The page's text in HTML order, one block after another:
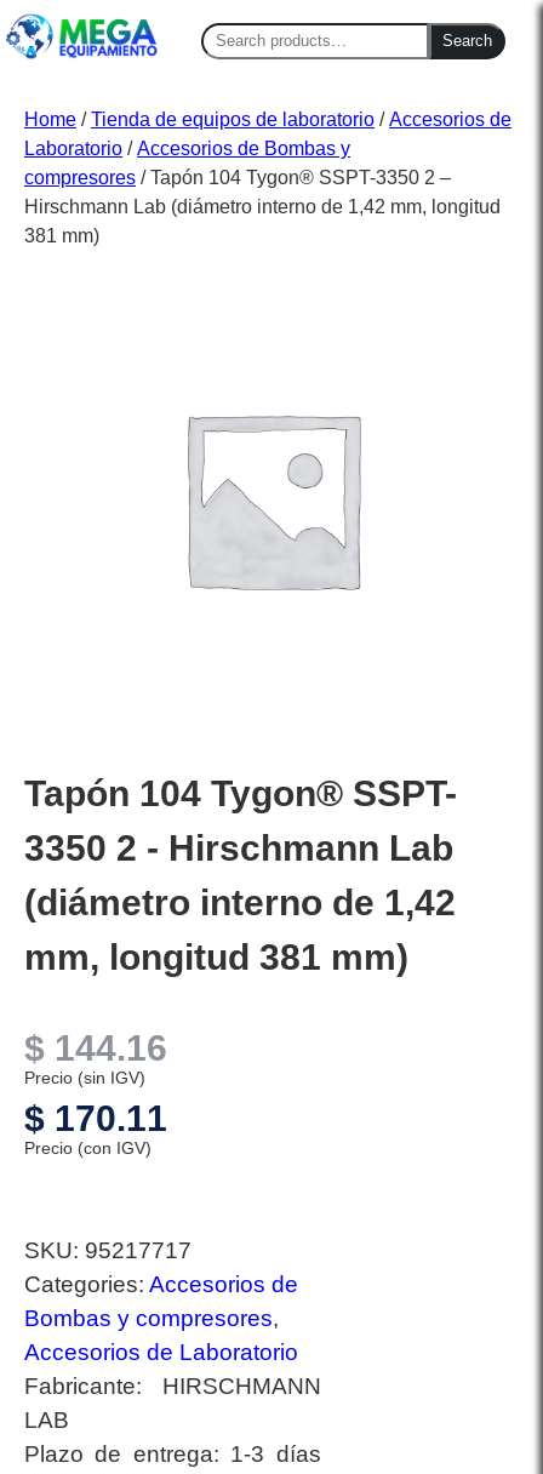
Search
for:
Search
Home /Tienda de equipos de laboratorio /Accesorios de
Laboratorio /Accesorios de Bombas y
compresores / Tapón 104 Tygon® SSPT-3350 2 –
Hirschmann Lab (diámetro interno de 1,42 mm, longitud
381 mm)
Tapón 104 Tygon® SSPT-
3350 2 - Hirschmann Lab
(diámetro interno de 1,42
mm, longitud 381 mm)
$ 144.16
Precio (sin IGV)
$ 170.11
Precio (con IGV)
SKU: 95217717
Categories: Accesorios de
Bombas y compresores,
Accesorios de Laboratorio
Fabricante: HIRSCHMANN
LAB
Plazo de entrega: 1-3 días